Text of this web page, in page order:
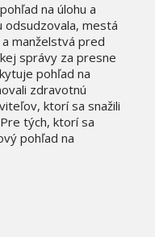
na úlohu a
mestá
manželstvá pred
správy za presne
pohľad na
zdravotnú
ktorí sa snažili
tých, ktorí sa
pohľad na